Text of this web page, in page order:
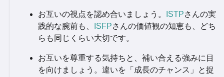
お互いの視点を認め合いましょう。 ISTPさんの実
践的な腕前も、
ISFPさんの価値観の知恵も、どち
らも同じくらい大切です。
お互いを尊重する気持ちと、補い合える強みに目
を向けましょう。違いを「成長のチャンス」と捉